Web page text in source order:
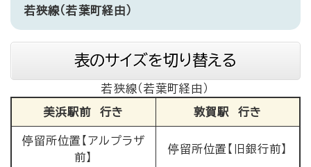
若狭線（若葉町経由）
表のサイズを切り替える
若狭線（若葉町経由）
美浜駅前 行き 敦賀駅 行き
停留所位置【アルプラザ
前】
停留所位置【旧銀行前】